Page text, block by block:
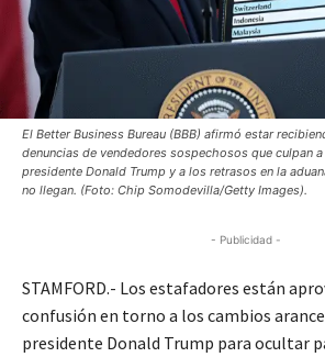
El Better Business Bureau (BBB) ​​afirmó estar
denuncias de vendedores sospechosos que culpan
presidente Donald Trump y a los retrasos en la
no llegan. (Foto: Chip Somodevilla/Getty Images).
- Publicidad -
STAMFORD.- Los estafadores están
confusión en torno a los cambios
presidente Donald Trump para ocultar